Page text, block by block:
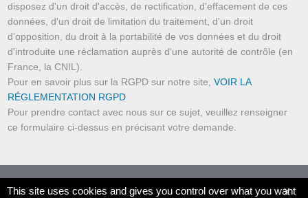
disposez d'un droit d'accès, de rectification, d'effacement de ces
données, d'un droit de limitation du traitement, d'un droit
d'opposition, du droit à la portabilité de vos données et du droit
d'introduite une réclamation auprès d'une autorité de contrôle (en
France, la CNIL).
Pour en savoir plus sur la RGPD sur notre site,VOIR LA
RÉGLEMENTATION RGPD
Pour prendre contact avec nous sur ce sujet, veuillez renseigner
ce formulaire ci-dessus en précisant votre demande.
© SOPRA-PNEUMATIC.COM 2019 - 2026 X
This site uses cookies and gives you control over what you want